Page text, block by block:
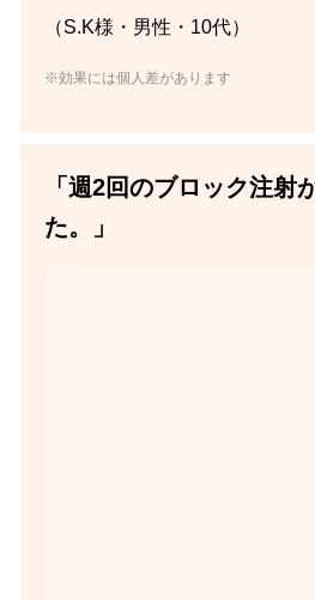
（S.K様・男性・10代）
※効果には個人差があります
「週2回のブロック注射
た。」